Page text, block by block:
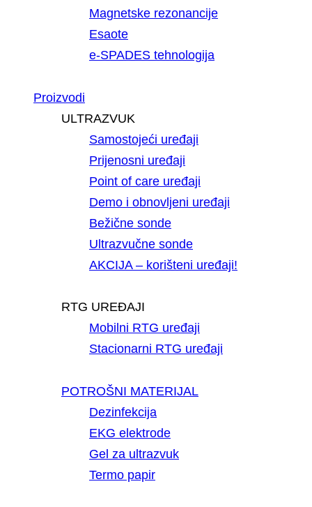
Magnetske rezonancije
Esaote
e-SPADES tehnologija
Proizvodi
ULTRAZVUK
Samostojeći uređaji
Prijenosni uređaji
Point of care uređaji
Demo i obnovljeni uređaji
Bežične sonde
Ultrazvučne sonde
AKCIJA – korišteni uređaji!
RTG UREĐAJI
Mobilni RTG uređaji
Stacionarni RTG uređaji
POTROŠNI MATERIJAL
Dezinfekcija
EKG elektrode
Gel za ultrazvuk
Termo papir